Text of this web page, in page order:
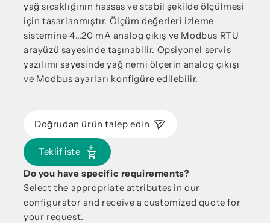
yağ sıcaklığının hassas ve stabil şekilde ölçülmesi
için tasarlanmıştır. Ölçüm değerleri izleme
sistemine 4…20 mA analog çıkış ve Modbus RTU
arayüzü sayesinde taşınabilir. Opsiyonel servis
yazılımı sayesinde yağ nemi ölçerin analog çıkışı
ve Modbus ayarları konfigüre edilebilir.
Doğrudan ürün talep edin
Tekli̇f i̇ste
Do you have specific requirements?
Select the appropriate attributes in our
configurator and receive a customized quote for
your request.